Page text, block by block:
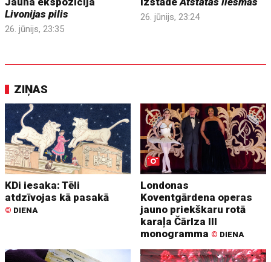
Livonijas pilis
26. jūnijs, 23:35
26. jūnijs, 23:24
ZIŅAS
KDi iesaka: Tēli
atdzīvojas kā pasakā
© DIENA
Londonas
Koventgārdena operas
jauno priekškaru rotā
karaļa Čārlza III
monogramma © DIENA